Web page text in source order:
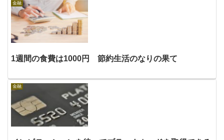
金融
1週間の食費は1000円 節約生活のなりの果て
金融